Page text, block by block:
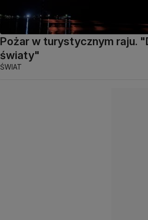
Pożar w turystycznym raju.
światy"
ŚWIAT